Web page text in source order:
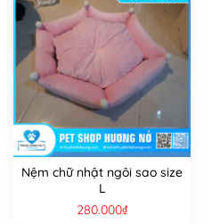
Nệm chữ nhật ngôi sao size
L
280.000₫